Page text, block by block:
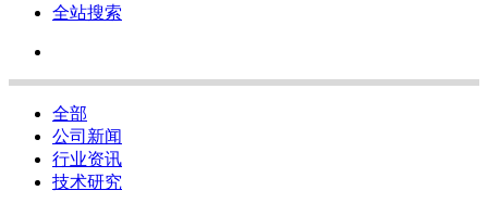
全站搜索
全部
公司新闻
行业资讯
技术研究